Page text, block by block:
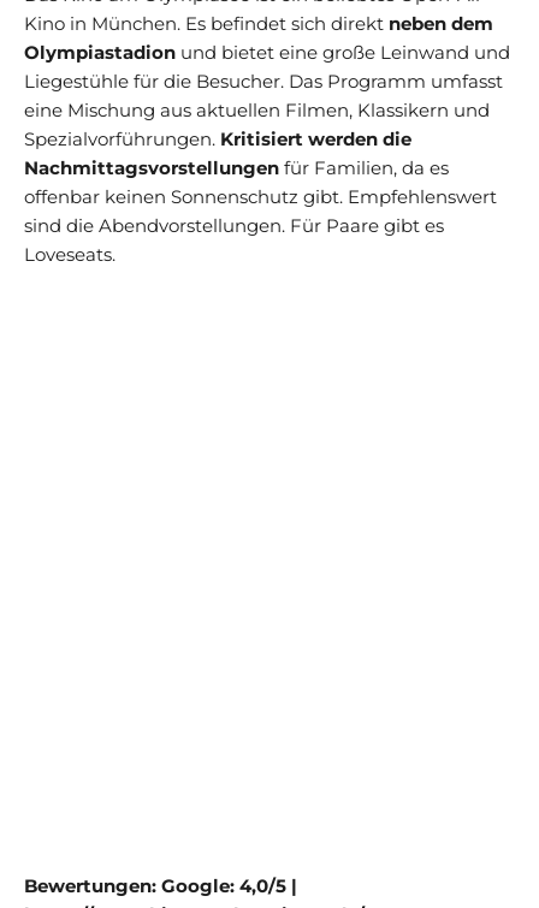
Kino in München. Es befindet sich direkt neben dem
Olympiastadion und bietet eine große Leinwand und
Liegestühle für die Besucher. Das Programm umfasst
eine Mischung aus aktuellen Filmen, Klassikern und
Spezialvorführungen. Kritisiert werden die
Nachmittagsvorstellungen für Familien, da es
offenbar keinen Sonnenschutz gibt. Empfehlenswert
sind die Abendvorstellungen. Für Paare gibt es
Loveseats.
Bewertungen: Google: 4,0/5 |